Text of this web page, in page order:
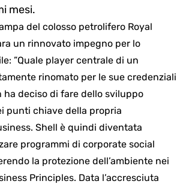
mesi.
del colosso petrolifero Royal
un rinnovato impegno per lo
”Quale player centrale di un
rinomato per le sue credenziali
ha deciso di fare dello sviluppo
punti chiave della propria
Shell è quindi diventata
programmi di corporate social
la protezione dell’ambiente nei
Principles. Data l’accresciuta